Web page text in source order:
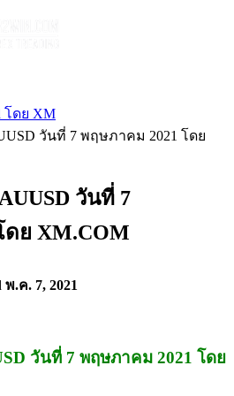
โดย XM
วันที่ 7 พฤษภาคม 2021 โดย
วันที่ 7
ย XM.COM
พ.ค. 7, 2021
วันที่ 7 พฤษภาคม 2021 โดย